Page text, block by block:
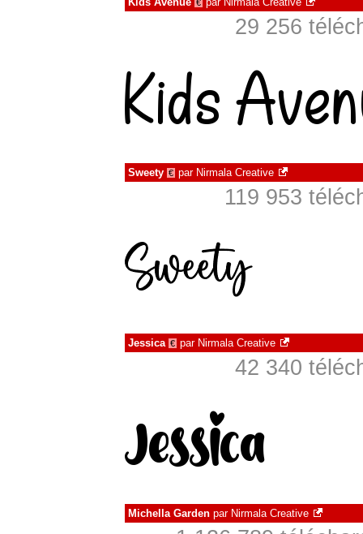
€
29 256
Sweety € par Nirmala Creative
119 953
Jessica € par Nirmala Creative
42 340
Michella Garden par Nirmala Creative